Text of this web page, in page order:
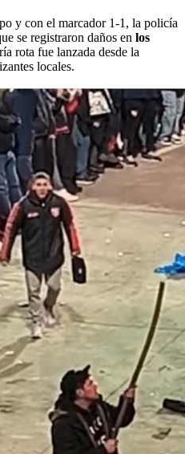
y con el marcador 1-1, la policía
se registraron daños en los
rota fue lanzada desde la
locales.